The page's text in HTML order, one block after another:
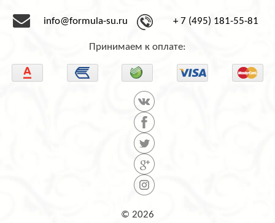
info@formula-su.ru + 7 (495) 181-55-81
Принимаем к оплате:
© 2026